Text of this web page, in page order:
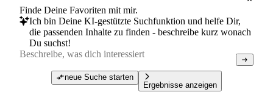
Finde Deine Favoriten mit mir.
Ich bin Deine KI-gestützte Suchfunktion und helfe Dir,
die passenden Inhalte zu finden - beschreibe kurz wonach
Du suchst!
neue Suche starten
Ergebnisse anzeigen